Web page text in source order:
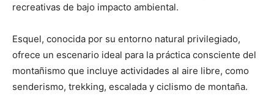
recreativas de bajo impacto ambiental.
Esquel, conocida por su entorno natural privilegiado,
ofrece un escenario ideal para la práctica consciente del
montañismo que incluye actividades al aire libre, como
senderismo, trekking, escalada y ciclismo de montaña.